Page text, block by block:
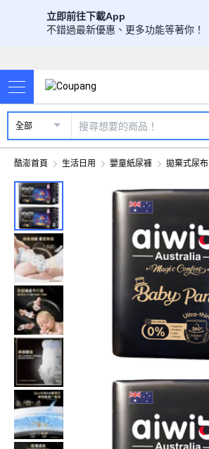
立即前往下載App
不錯過最新優惠、更多功能等著你！
全部
酷澎首頁 生活日用 嬰童紙尿褲 拋棄式尿布